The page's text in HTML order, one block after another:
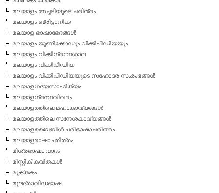
മലയാളം അച്ചടിയുടെ ചരിത്രം
മലയാളം ബ്രിട്ടാനിക്ക
മലയാള ഭാഷാഭേദങ്ങള്‍
മലയാളം യൂണിക്കോഡും വിക്കീപീഡിയയും
മലയാളം വിക്കിഗ്രന്ഥശാല
മലയാളം വിക്കിപീഡിയ
മലയാളം വിക്കീപീഡിയയുടെ സഹോദര സംരംഭങ്ങള്‍
മലയാളഗദ്യസാഹിത്യം
മലയാളഗ്രന്ഥവിവരം
മലയാളത്തിലെ മഹാകാവ്യങ്ങള്‍
മലയാളത്തിലെ സന്ദേശകാവ്യങ്ങള്‍
മലയാളബൈബിള്‍ പരിഭാഷാചരിത്രം
മലയാളഭാഷാചരിത്രം
മിശ്രഭാഷാ വാദം
മിസ്റ്റിക് കവിതകള്‍
മുക്തകം
മൂലദ്രാവിഡഭാഷ